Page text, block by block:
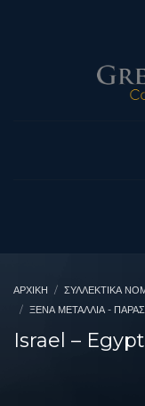
ΑΡΧΙΚΉ ΣΥΛΛΕΚΤΙΚΆ
ΞΈΝΑ ΜΕΤΆΛΛΙΑ -
Israel –